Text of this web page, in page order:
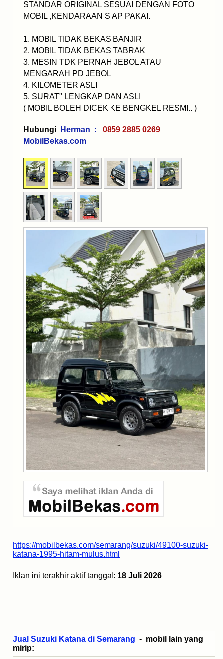
STANDAR ORIGINAL SESUAI DENGAN FOTO
MOBIL ,KENDARAAN SIAP PAKAI.
1. MOBIL TIDAK BEKAS BANJIR
2. MOBIL TIDAK BEKAS TABRAK
3. MESIN TDK PERNAH JEBOL ATAU
MENGARAH PD JEBOL
4. KILOMETER ASLI
5. SURAT" LENGKAP DAN ASLI
( MOBIL BOLEH DICEK KE BENGKEL RESMI.. )
Hubungi Herman :
0859 2885 0269
MobilBekas.com
https://mobilbekas.com/semarang/suzuki/49100-suzuki-
katana-1995-hitam-mulus.html
Iklan ini terakhir aktif tanggal: 18 Juli 2026
Jual Suzuki Katana di Semarang - mobil lain yang
mirip: